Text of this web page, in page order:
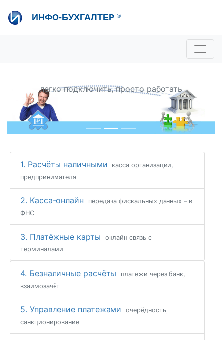
ИНФО-БУХГАЛТЕР ®
Отдел продаж
Консультации
легко подключить, просто работать
1. Расчёты наличными
касса организации,
предпринимателя
2. Касса-онлайн
передача фискальных данных – в
ФНС
3. Платёжные карты
онлайн связь c
терминалами
4. Безналичные расчёты
платежи через банк,
взаимозачёт
5. Управление платежами
очерёдность,
санкционирование